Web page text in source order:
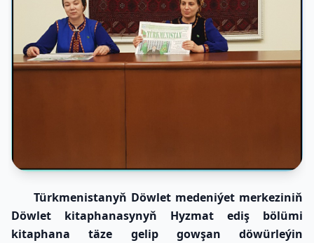
Türkmenistanyň Döwlet medeniýet merkeziniň
Döwlet kitaphanasynyň Hyzmat ediş bölümi
kitaphana täze gelip gowşan döwürleýin